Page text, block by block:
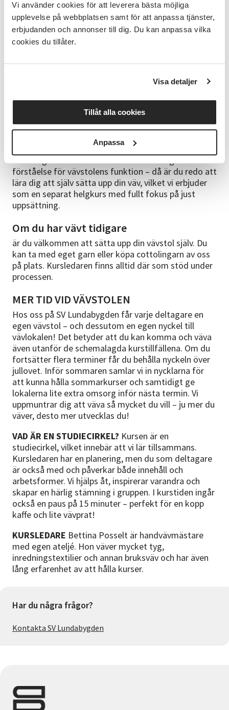
Vi använder cookies för att leverera bästa möjliga
upplevelse på webbplatsen samt för att anpassa tjänster,
erbjudanden och annonser till dig. Du kan anpassa vilka
cookies du tillåter.
Visa detaljer
Tillåt alla cookies
Anpassa
kostnaderna. I vävlokalen finns kurslitteratur och
inspirationsmaterial som alla deltagare får ta del av.
Kursledaren tipsar gärna om mönster och böcker för
den som vill fördjupa sig ytterligare.
FÖRKUNSKAP
Kursen är öppen för alla – från nybörjare till dig som
har tidigare väverfarenhet och vill ta nästa steg.
får du börja väva direkt! Din vävstol är redan uppsatt
med cottolingarn, så du kan fokusera på att komma
igång och lära dig grunderna genom praktiskt arbete.
Efter ungefär två terminer har du fått en god
förståelse för vävstolens funktion – då är du redo att
lära dig att själv sätta upp din väv, vilket vi erbjuder
som en separat helgkurs med fullt fokus på just
uppsättning.
Om du har vävt tidigare
är du välkommen att sätta upp din vävstol själv. Du
kan ta med eget garn eller köpa cottolingarn av oss
på plats. Kursledaren finns alltid där som stöd under
processen.
MER TID VID VÄVSTOLEN
Hos oss på SV Lundabygden får varje deltagare en
egen vävstol – och dessutom en egen nyckel till
vävlokalen! Det betyder att du kan komma och väva
även utanför de schemalagda kurstillfällena. Om du
fortsätter flera terminer får du behålla nyckeln över
jullovet. Inför sommaren samlar vi in nycklarna för
att kunna hålla sommarkurser och samtidigt ge
lokalerna lite extra omsorg inför nästa termin. Vi
uppmuntrar dig att väva så mycket du vill – ju mer du
väver, desto mer utvecklas du!
VAD ÄR EN STUDIECIRKEL? Kursen är en
studiecirkel, vilket innebär att vi lär tillsammans.
Kursledaren har en planering, men du som deltagare
är också med och påverkar både innehåll och
arbetsformer. Vi hjälps åt, inspirerar varandra och
skapar en härlig stämning i gruppen. I kurstiden ingår
också en paus på 15 minuter – perfekt för en kopp
kaffe och lite vävprat!
KURSLEDARE Bettina Posselt är handvävmästare
med egen ateljé. Hon väver mycket tyg,
inredningstextilier och annan bruksväv och har även
lång erfarenhet av att hålla kurser.
Har du några frågor?
Kontakta SV Lundabygden